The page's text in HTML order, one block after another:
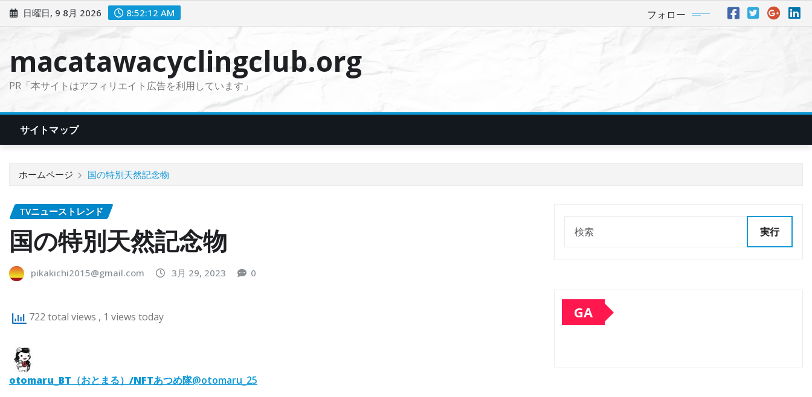
ン
日曜日, 9 8月 2026 8:52:13 AM フォロー
macatawacyclingclub.org
PR「本サイトはアフィリエイト広告を利用しています」
サイトマップ
ホームページ 国の特別天然記念物
TVニューストレンド
国の特別天然記念物
pikakichi2015@gmail.com 3月 29, 2023 0
722 total views , 1 views today
otomaru_BT（おとまる）/NFTあつめ隊@otomaru_25
実行
GA